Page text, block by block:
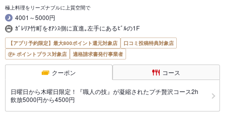
極上料理をリーズナブルに上質空間で
4001～5000円
ｶﾞﾚﾘｱ竹町をｵｱｼｽ側に直進｡左手にあるﾋﾞﾙの1F
【アプリ予約限定】最大800ポイント還元対象店
口コミ投稿特典対象店
ポイントプラス対象店
適格請求書発行事業者
クーポン コース
日曜日から木曜日限定！『職人の技』が凝縮されたプチ贅沢コース2h
飲放5000円から4500円